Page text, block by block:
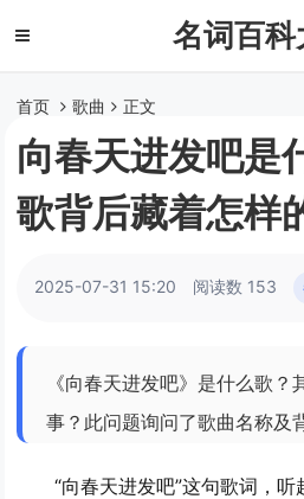
名词百科
首页 歌曲 正文
向春天进发吧是
歌背后藏着怎样
2025-07-31 15:20 阅读数 153
《向春天进发吧》是什么歌
事？此问题询问了歌曲名称及
“向春天进发吧”这句歌词，